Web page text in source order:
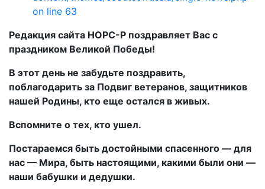
on line 63
Редакция сайта НОРС-Р поздравляет Вас с
праздником Великой Победы!
В этот день не забудьте поздравить,
поблагодарить за Подвиг ветеранов, защитников
нашей Родины, кто еще остался в живых.
Вспомните о тех, кто ушел.
Постараемся быть достойными спасенного — для
нас — Мира, быть настоящими, какими были они —
наши бабушки и дедушки.